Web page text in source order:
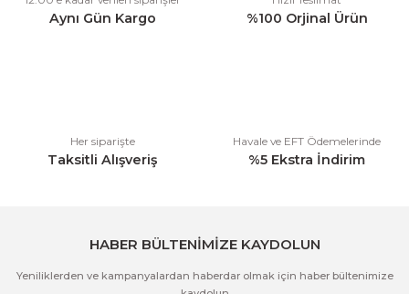
Aynı Gün Kargo %100 Orjinal Ürün
Her siparişte
Taksitli Alışveriş
Havale ve EFT Ödemelerinde
%5 Ekstra İndirim
HABER BÜLTENİMİZE KAYDOLUN
Yeniliklerden ve kampanyalardan haberdar olmak için haber bültenimize